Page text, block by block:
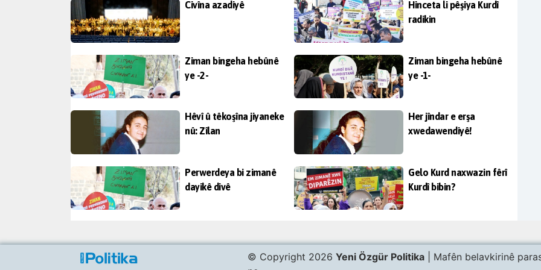
Civîna azadiyê
Hinceta li pêşiya Kurdî
radikin
Ziman bingeha hebûnê
ye -2-
Ziman bingeha hebûnê
ye -1-
Hêvî û têkoşîna jiyaneke
nû: Zîlan
Her jîndar e erşa
xwedawendiyê!
Perwerdeya bi zimanê
dayikê divê
Gelo Kurd naxwazin fêrî
Kurdî bibin?
© Copyright 2026 Yeni Özgür Politika| Mafên belavkirinê